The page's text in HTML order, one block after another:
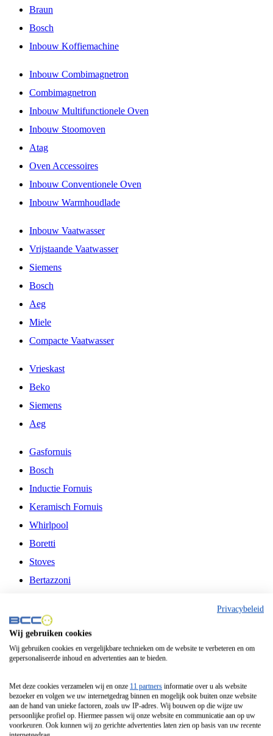
Braun
Bosch
Inbouw Koffiemachine
Inbouw Combimagnetron
Combimagnetron
Inbouw Multifunctionele Oven
Inbouw Stoomoven
Atag
Oven Accessoires
Inbouw Conventionele Oven
Inbouw Warmhoudlade
Inbouw Vaatwasser
Vrijstaande Vaatwasser
Siemens
Bosch
Aeg
Miele
Compacte Vaatwasser
Vrieskast
Beko
Siemens
Aeg
Gasfornuis
Bosch
Inductie Fornuis
Keramisch Fornuis
Whirlpool
Boretti
Stoves
Bertazzoni
Fitelli
Airfryer
Frituurpan
Contactgrill
Broodbakmachine
Broodrooster
Privacybeleid
Wij gebruiken cookies
Wij gebruiken cookies en vergelijkbare technieken om de website te verbeteren en om
gepersonaliseerde inhoud en advertenties aan te bieden.
Met deze cookies verzamelen wij en onze 11 partners informatie over u als website
bezoeker en volgen we uw internetgedrag binnen en mogelijk ook buiten onze website
aan de hand van unieke factoren, zoals uw IP-adres. Wij bouwen op die wijze uw
persoonlijke profiel op. Hiermee passen wij onze website en communicatie aan op uw
voorkeuren. Ook kunnen wij zo gerichte advertenties laten zien op basis van uw recente